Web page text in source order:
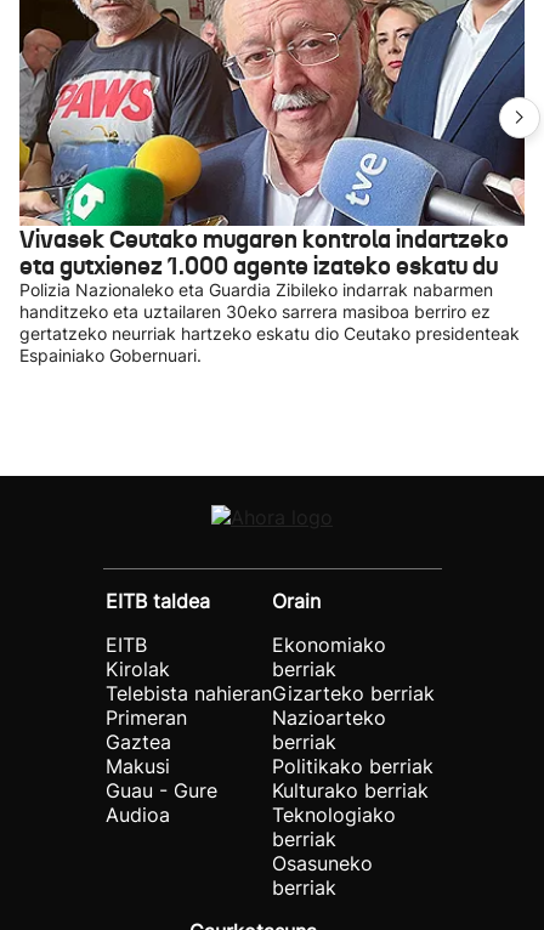
Vivasek Ceutako mugaren kontrola indartzeko
eta gutxienez 1.000 agente izateko eskatu du
Polizia Nazionaleko eta Guardia Zibileko indarrak nabarmen
handitzeko eta uztailaren 30eko sarrera masiboa berriro ez
gertatzeko neurriak hartzeko eskatu dio Ceutako presidenteak
Espainiako Gobernuari.
EITB taldea
EITB
Kirolak
Telebista nahieran
Primeran
Gaztea
Makusi
Guau - Gure
Audioa
Orain
Ekonomiako
berriak
Gizarteko berriak
Nazioarteko
berriak
Politikako berriak
Kulturako berriak
Teknologiako
berriak
Osasuneko
berriak